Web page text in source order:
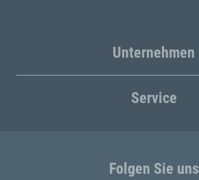
Unternehmen
Service
Folgen Sie uns